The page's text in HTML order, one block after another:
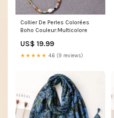
Collier De Perles Colorées
Boho Couleur:Multicolore
US$ 19.99
★★★★★ 4.6 (9 reviews)